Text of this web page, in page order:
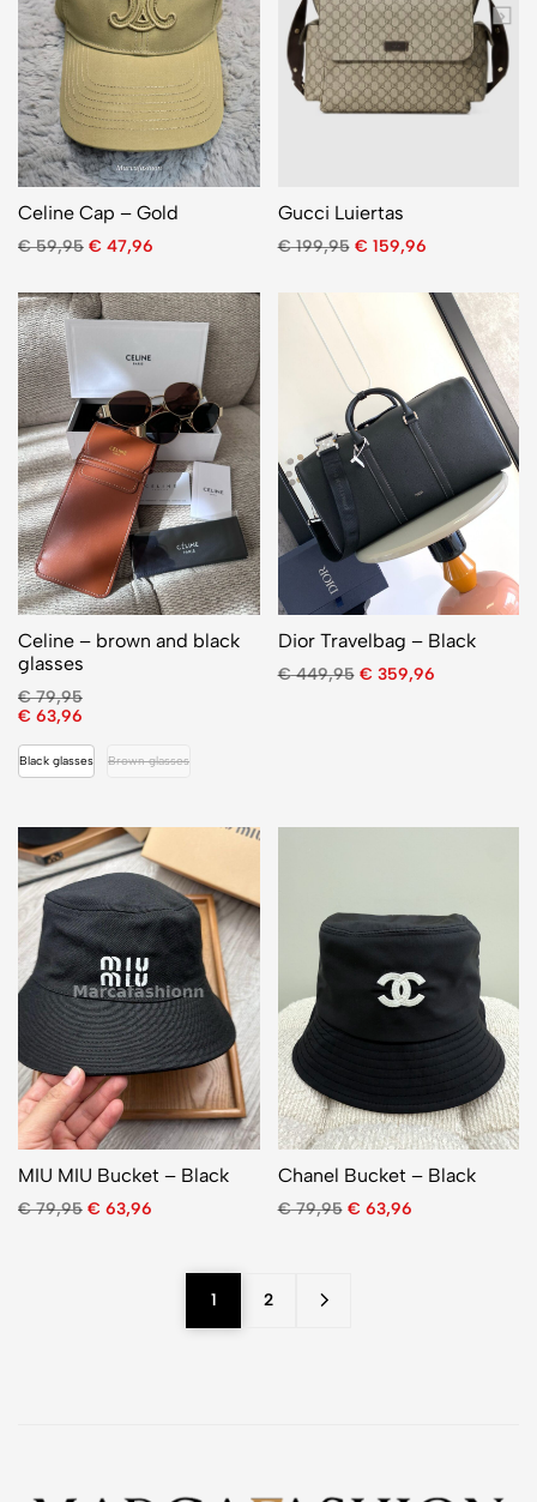
Celine Cap – Gold
€59,95 € 47,96
Gucci Luiertas
€199,95 € 159,96
Celine – brown and black
glasses
€79,95
€ 63,96
Black glasses Brown glasses
Dior Travelbag – Black
€449,95 € 359,96
MIU MIU Bucket – Black
€79,95 € 63,96
Chanel Bucket – Black
€79,95 € 63,96
1 2